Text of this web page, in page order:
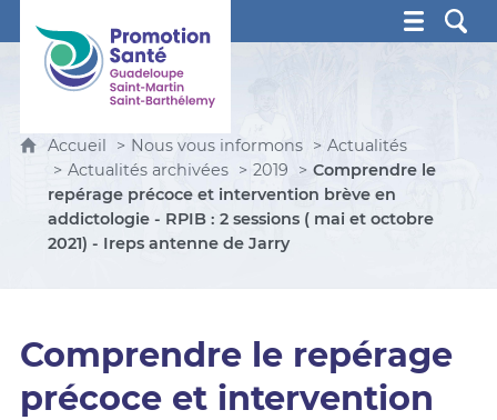
Promotion Santé Guadeloupe, Saint-Martin, Saint
Accueil Nous vous informons
Actualités
Actualités archivées
2019
Comprendre le
repérage précoce et intervention brève en
addictologie - RPIB : 2 sessions ( mai et octobre
2021) - Ireps antenne de Jarry
Comprendre le repérage
précoce et intervention